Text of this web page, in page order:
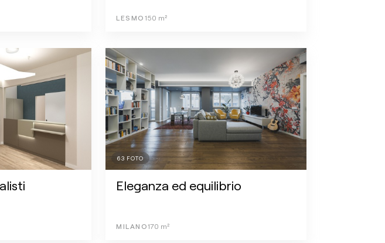
LESMO 150 m²
63 FOTO
Eleganza ed equilibrio
MILANO170 m²